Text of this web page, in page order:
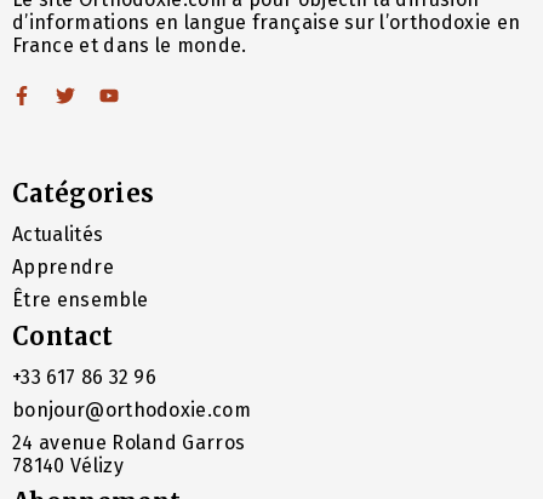
d’informations en langue française sur l’orthodoxie en
France et dans le monde.
Catégories
Actualités
Apprendre
Être ensemble
Contact
+33 617 86 32 96
bonjour@orthodoxie.com
24 avenue Roland Garros
78140 Vélizy